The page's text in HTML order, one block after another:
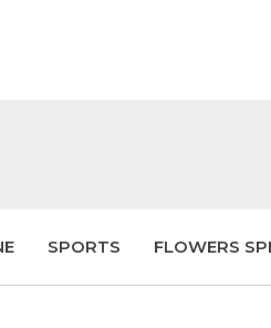
SPORTS FLOWERS